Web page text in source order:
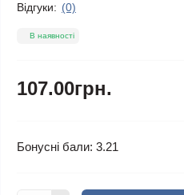
Відгуки: (0)
В наявності
107.00грн.
Бонусні бали: 3.21